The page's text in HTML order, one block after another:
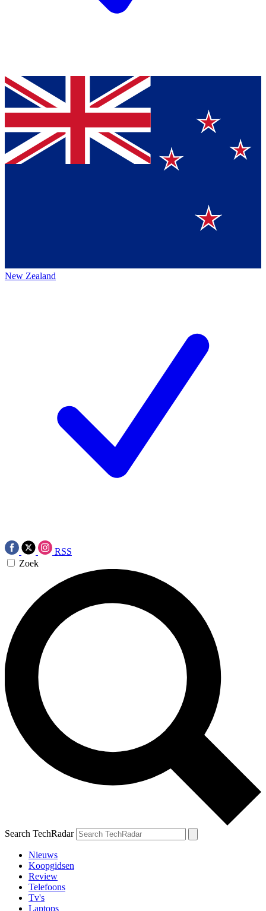
New Zealand
RSS
Zoek
Search TechRadar
Nieuws
Koopgidsen
Review
Telefoons
Tv's
Laptops